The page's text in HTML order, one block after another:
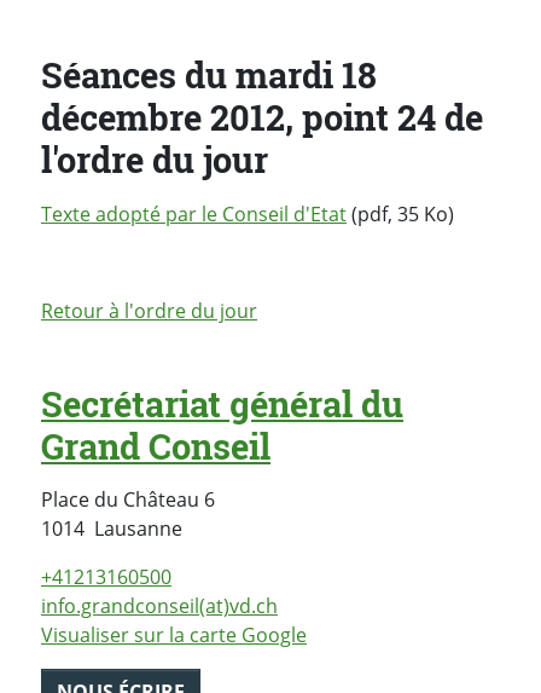
Séances du mardi 18
décembre 2012, point 24 de
l'ordre du jour
Texte adopté par le Conseil d'Etat(pdf, 35 Ko)
Retour à l'ordre du jour
Secrétariat général du
Grand Conseil
Place du Château 6
1014 LausanneSuisse
+41213160500
info.grandconseil(at)vd.ch
Visualiser sur la carte Google